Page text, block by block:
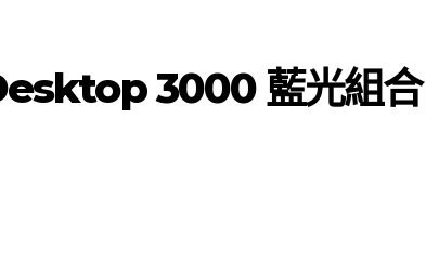
3000 藍光組合